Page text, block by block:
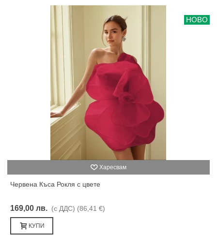
НОВО
Харесвам
Червена Къса Рокля с цвете
169,00 лв. (с ДДС) (86,41 €)
КУПИ